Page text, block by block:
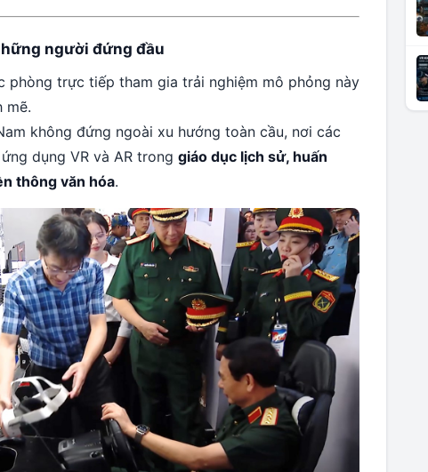
người đứng đầu
phòng trực tiếp tham gia trải nghiệm mô phỏng này
mẽ.
không đứng ngoài xu hướng toàn cầu, nơi các
dụng VR và AR trong giáo dục lịch sử, huấn
thông văn hóa.